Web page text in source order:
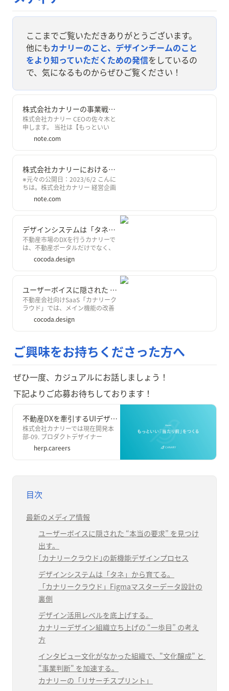
ここまでご覧いただきありがとうございます。
他にもカナリーのこと、デザインチームのこと
をより知っていただくための発信をしているの
で、気になるものからぜひご覧ください！
株式会社カナリーの事業戦略：これまでとここから｜株式会社カナリー
株式会社カナリー CEOの佐々木と
申します。 当社は【もっといい
「当たり前」をつくる】をミッシ
ョンに掲げるスタートアップ企業
です。 日々の暮らしには、不便・
長で「当たり前」と受け入れてし
まっていることが溢れています。
我々はデジタルの力を活用しなが
ら、この「当たり前」をアップデ
ートし、もっといい未来をつくって
いくことを目指しています。 カナ
リーのミッション 今回は、当社が
行っている事業の全体像についてお
話します。 株式会社カナリーが対
象としている事業領域 当社は、不
便・非効率がまだまだ多く溢れて
いる不動産領域を軸に事業を展開
しております。 不動産業界
note.com
株式会社カナリーにおけるデザインのこれから：デザイン統括 小澤の入社に寄せて｜株式会社カナリー
※元々の公開日：2023/6/2 こんに
ちは。株式会社カナリー 経営企画
室 HR&amp;Culture統括 / 採用責
任者の眞砂です。 カナリーは、
【もっといい「当たり前」をつく
ートアップです。 日々の暮らしに
は、不便・非効率がありながら
も、過去の延長で「当たり前」と
受け入れてしまっていることが溢れ
ていますが、我々は、デジタルの
力でこの「当たり前」をアップデ
ートし、もっといい未来をつくって
いくことを目指しています。 カナ
リーのミッション 今回は、カナリ
ーでの1年弱の副業期間を経てデザ
イン統括ポジションで正社員とし
てのジョインが決まったデザイナ
note.com
デザインシステムは「タネ」から育てる。「カナリークラウド」Figmaマスターデータ設計の裏側｜Cocoda
不動産市場のDXを行うカナリーで
は、不動産ポータルだけでなく、
不動産事業者向けにカナリークラ
ウドというSaaSも運営していま
す。そんなカナリークラウドで、自
が、カナリークラウドのデザイン
システムにつながる、Figmaのマス
ターデータ設計でした。 リリース
されてから約2年ほどで、すでに多
くのお客さまにご利用いただいて
いる急成長プロダクト「カナリー
見据えたデザイン負債の解消がで
きるように、デザインデータの整
デザイン負債解消の取り組みをま
cocoda.design
ユーザーボイスに隠された “本当の要求” を見つけ出す。「カナリークラウド」の新機能デザインプロセス｜Cocoda
不動産会社向けSaaS「カナリーク
ラウド」では、メイン機能の改善
だけでなく、ユーザーボイスを丁
寧に拾い上げ、新しい価値を生む機
能開発を行っています。その一つと
び「要対応タスクの管理機能」の
リリースを行いました。 サービス
の構造から理想的な体験を考え、
お客様の要望を解釈して、ミニマム
に新機能リリースをしていく流れを
まとめます。
cocoda.design
ご興味をお持ちくださった方へ
ぜひ一度、カジュアルにお話しましょう！
下記よりご応募お待ちしております！
不動産DXを牽引するUIデザイナー募集！ - 株式会社カナリー
株式会社カナリーでは現在開発本
部-09. プロダクトデザイナー
(UI/UX)を募集しています。
herp.careers
目次
最新のメディア情報
ユーザーボイスに隠された “本当の要求” を見つけ
出す。
｢カナリークラウド｣の新機能デザインプロセス
デザインシステムは「タネ」から育てる。
「カナリークラウド」Figmaマスターデータ設計の
裏側
デザイン活用レベルを底上げする。
カナリーデザイン組織立ち上げの “一歩目” の考え
方
インタビュー文化がなかった組織で、"文化醸成" と
"事業判断" を加速する。
カナリーの「リサーチスプリント」